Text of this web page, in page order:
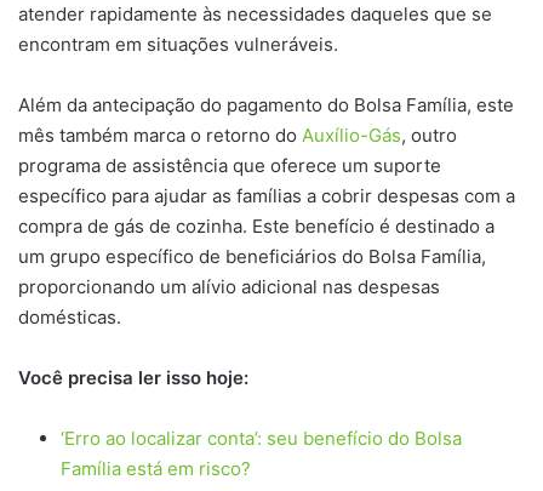
atender rapidamente às necessidades daqueles que se
encontram em situações vulneráveis.
Além da antecipação do pagamento do Bolsa Família, este
mês também marca o retorno do Auxílio-Gás, outro
programa de assistência que oferece um suporte
específico para ajudar as famílias a cobrir despesas com a
compra de gás de cozinha. Este benefício é destinado a
um grupo específico de beneficiários do Bolsa Família,
proporcionando um alívio adicional nas despesas
domésticas.
Você precisa ler isso hoje:
‘Erro ao localizar conta’: seu benefício do Bolsa
Família está em risco?